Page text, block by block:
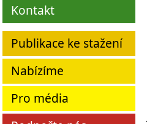
Kontakt
Publikace ke stažení
Nabízíme
Pro média